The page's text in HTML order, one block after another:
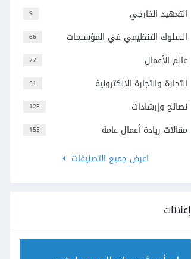
9 التعهيد الخارجي
66 السلوك التنظيمي في المؤسسات
77 عالم الأعمال
51 التجارة والتجارة الإلكترونية
125 نصائح وإرشادات
155
مقالات ريادة أعمال عامة
اعرض جميع التصنيفات
إعلانات